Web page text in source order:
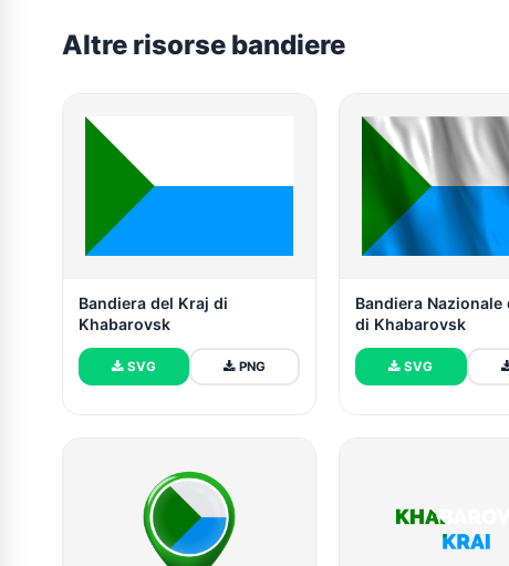
Altre risorse bandiere
Bandiera del Kraj di
Khabarovsk
SVG PNG
Bandiera Nazionale
di Khabarovsk
SVG